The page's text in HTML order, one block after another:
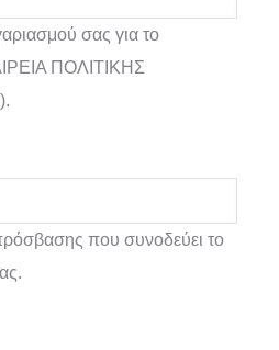
σας για το
ΠΟΛΙΤΙΚΗΣ
που συνοδεύει το